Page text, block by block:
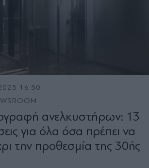
16:50
ανελκυστήρων: 13
για όλα όσα πρέπει να
την προθεσμία της 30ής